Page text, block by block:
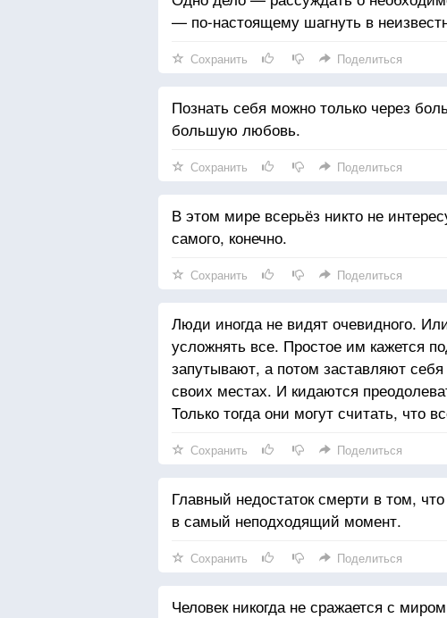
— по-настоящему шагнуть в
Сохранить Поделиться
Познать себя можно только через
большую любовь.
Сохранить Поделиться
В этом мире всерьёз никто не
самого, конечно.
Сохранить Поделиться
Люди иногда не видят очевидного.
усложнять все. Простое им кажется
запутывают, а потом заставляют
своих местах. И кидаются
Только тогда они могут считать, что
Сохранить Поделиться
Главный недостаток смерти в том,
в самый неподходящий момент.
Сохранить Поделиться
Человек никогда не сражается с